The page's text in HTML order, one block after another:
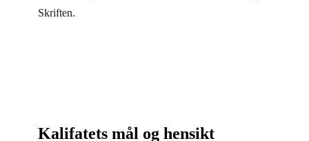
Skriften.
Kalifatets mål og hensikt